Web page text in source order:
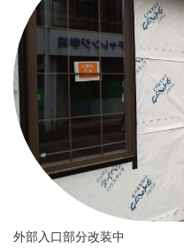
外部入口部分改装中